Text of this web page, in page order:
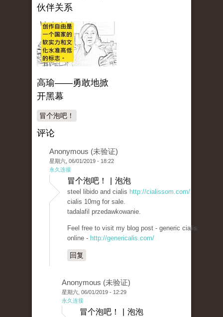
伙伴关系
高瑜——勇敢地掀
开黑幕
冒个泡吧！
评论
Anonymous (未验证)
星期六, 06/01/2019 - 18:22
永久连接
冒个泡吧！ | 泡泡
steel libido and cialis http://cialissom.com/
cialis 10mg for sale.
tadalafil przedawkowanie.
Feel free to visit my blog post - generic cialis
online - http://genericalis.com/
回复
Anonymous (未验证)
星期六, 06/01/2019 - 12:29
永久连接
冒个泡吧！ | 泡泡